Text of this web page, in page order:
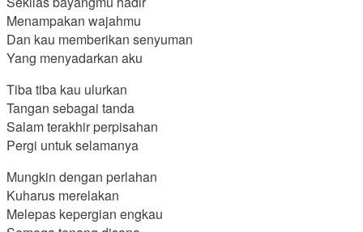
Menampakan wajahmu
Dan kau memberikan senyuman
Yang menyadarkan aku
Tiba tiba kau ulurkan
Tangan sebagai tanda
Salam terakhir perpisahan
Pergi untuk selamanya
Mungkin dengan perlahan
Kuharus merelakan
Melepas kepergian engkau